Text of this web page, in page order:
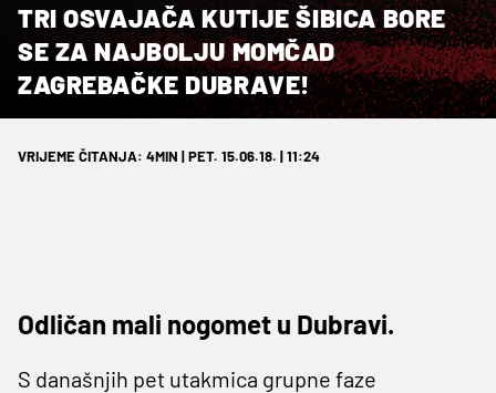
TRI OSVAJAČA KUTIJE ŠIBICA BORE
SE ZA NAJBOLJU MOMČAD
ZAGREBAČKE DUBRAVE!
VRIJEME ČITANJA: 4MIN | PET. 15.06.18. | 11:24
Odličan mali nogomet u Dubravi.
S današnjih pet utakmica grupne faze